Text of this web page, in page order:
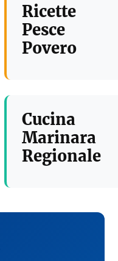
Ricette
Pesce
Povero
Cucina
Marinara
Regionale